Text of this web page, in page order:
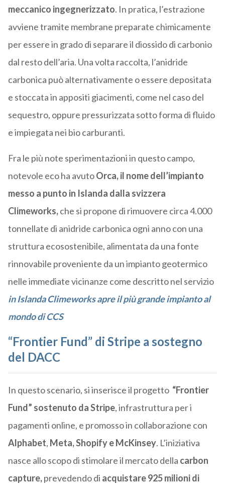
meccanico ingegnerizzato. In pratica, l’estrazione
avviene tramite membrane preparate chimicamente
per essere in grado di separare il diossido di carbonio
dal resto dell’aria. Una volta raccolta, l’anidride
carbonica può alternativamente o essere depositata
e stoccata in appositi giacimenti, come nel caso del
sequestro, oppure pressurizzata sotto forma di fluido
e impiegata nei bio carburanti.
Fra le più note sperimentazioni in questo campo,
notevole eco ha avutoOrca, il nome dell’impianto
messo a punto in Islanda dalla svizzera
Climeworks,che si propone di rimuovere circa 4.000
tonnellate di anidride carbonica ogni anno con una
struttura ecosostenibile, alimentata da una fonte
rinnovabile proveniente da un impianto geotermico
nelle immediate vicinanze come descritto nel servizio
in Islanda Climeworks apre il più grande impianto al
mondo di CCS
“Frontier Fund” di Stripe a sostegno
del DACC
In questo scenario, si inserisce il progetto “Frontier
Fund” sostenuto da Stripe,infrastruttura per i
pagamenti online, e promosso in collaborazione con
Alphabet, Meta, Shopify e McKinsey. L’iniziativa
nasce allo scopo di stimolare il mercato della carbon
capture,prevedendo di acquistare 925 milioni di